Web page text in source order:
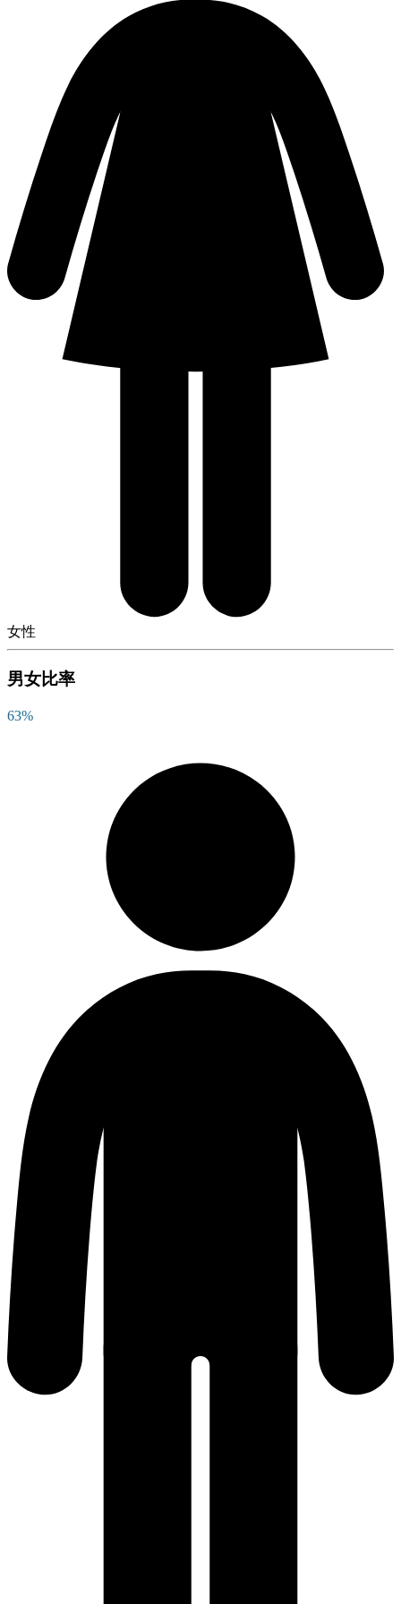
女性
男女比率
63%